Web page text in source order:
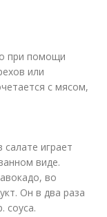
при помощи
или
с мясом,
играет
виде.
во
Он в два раза
соуса.